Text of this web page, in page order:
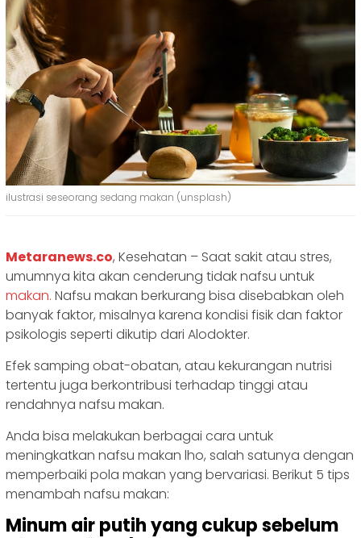
ilustrasi seseorang sedang makan (unsplash)
Metaranews.co, Kesehatan – Saat sakit atau stres,
umumnya kita akan cenderung tidak nafsu untuk
makan. Nafsu makan berkurang bisa disebabkan oleh
banyak faktor, misalnya karena kondisi fisik dan faktor
psikologis seperti dikutip dari Alodokter.
Efek samping obat-obatan, atau kekurangan nutrisi
tertentu juga berkontribusi terhadap tinggi atau
rendahnya nafsu makan.
Anda bisa melakukan berbagai cara untuk
meningkatkan nafsu makan lho, salah satunya dengan
memperbaiki pola makan yang bervariasi. Berikut 5 tips
menambah nafsu makan:
Minum air putih yang cukup sebelum